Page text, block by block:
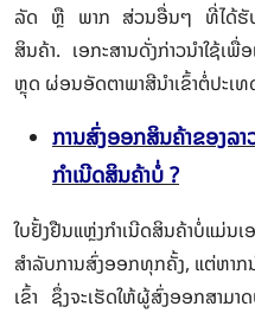
ລັດ ຫຼື ພາກ ສ່ວນອື່ນໆ ທີ່ໄດ້ຮັບ
ສິນຄ້າ. ເອກະສານດັ່ງກ່າວນຳໃຊ້ເ
ຫຼຸດ ຜ່ອນອັດຕາພາສີນຳເຂົ້າຕໍ່ປະເ
ການສົ່ງອອກສິນຄ້າຂອງລ
ກຳເນີດສິນຄ້າບໍ່ ?
ໃບຢັ້ງຢືນແຫຼ່ງກຳເນີດສິນຄ້າບໍ່ແມ່ນ
ສຳລັບການສົ່ງອອກທຸກຄັ້ງ, ແຕ່ຫາ
ເຂົ້າ ຊຶ່ງຈະເຮັດໃຫ້ຜູ້ສົ່ງອອກສາ